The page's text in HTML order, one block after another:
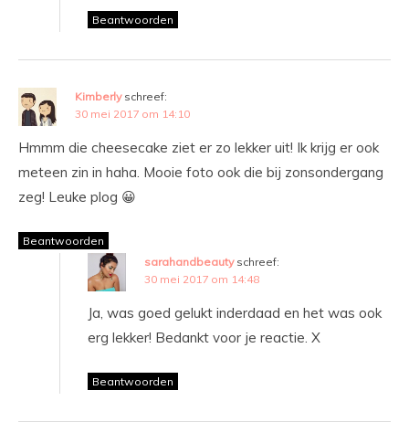
Beantwoorden
Kimberly schreef:
30 mei 2017 om 14:10
Hmmm die cheesecake ziet er zo lekker uit! Ik krijg er ook
meteen zin in haha. Mooie foto ook die bij zonsondergang
zeg! Leuke plog 😀
Beantwoorden
sarahandbeauty schreef:
30 mei 2017 om 14:48
Ja, was goed gelukt inderdaad en het was ook
erg lekker! Bedankt voor je reactie. X
Beantwoorden